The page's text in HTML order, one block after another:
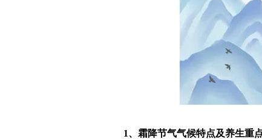
1、霜降节气气候特点及养生重